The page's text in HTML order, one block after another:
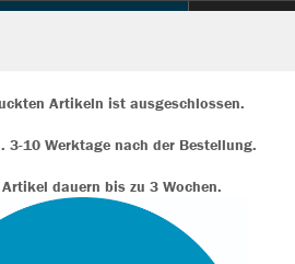
Artikeln ist ausgeschlossen.
3-10 Werktage nach der Bestellung.
dauern bis zu 3 Wochen.
können wir dir personalisierte
Website verbessern. Weitere
in den Einstellungen.